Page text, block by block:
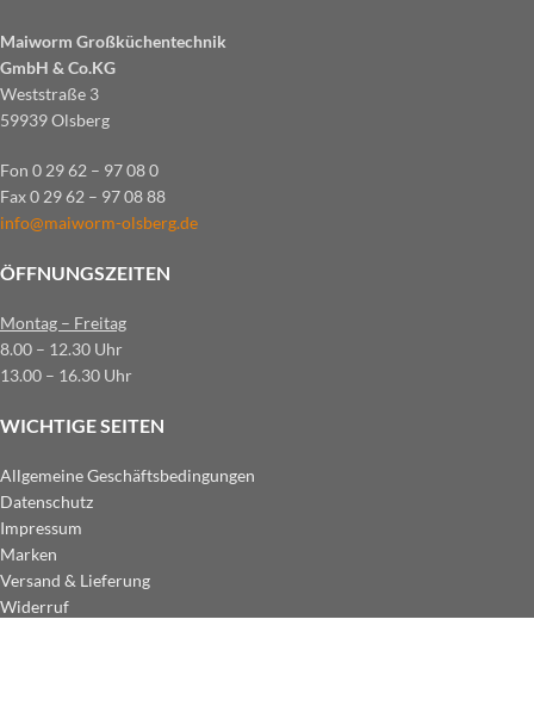
Maiworm Großküchentechnik
GmbH & Co.KG
Weststraße 3
59939 Olsberg
Fon 0 29 62 – 97 08 0
Fax 0 29 62 – 97 08 88
info@maiworm-olsberg.de
ÖFFNUNGSZEITEN
Montag – Freitag
8.00 – 12.30 Uhr
13.00 – 16.30 Uhr
WICHTIGE SEITEN
Allgemeine Geschäftsbedingungen
Datenschutz
Impressum
Marken
Versand & Lieferung
Widerruf